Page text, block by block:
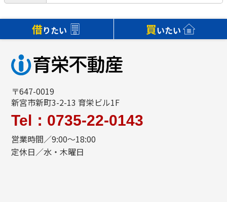
借りたい 買いたい
〒647-0019
新宮市新町3-2-13 育栄ビル1F
Tel：0735-22-0143
営業時間／9:00～18:00
定休日／水・木曜日